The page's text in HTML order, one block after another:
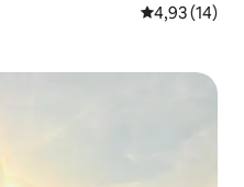
Gemiddelde
4,93 (14)